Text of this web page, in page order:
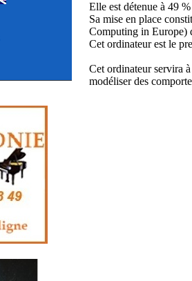
Elle est détenue à 49
Sa mise en place
Computing in Europe)
Cet ordinateur est le
Cet ordinateur servira
modéliser des